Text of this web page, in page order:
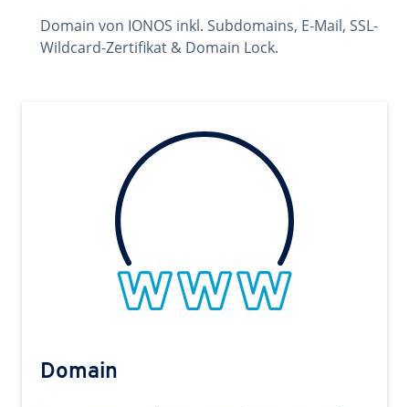
Domain von IONOS inkl. Subdomains, E-Mail, SSL-
Wildcard-Zertifikat & Domain Lock.
Domain